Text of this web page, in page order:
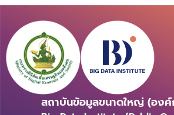
โครงสร้าง (Unstructured Data) เช่น
หรือ วีดิโอ รวมถึงข้อมูลในลักษณะของข้
เนื้อหาในบทความต่าง ๆ การโพสต์ข้อคว
การตอบกระทู้บนเว็บบอร์ด บทสัมภาษณ์
นักการเมือง และการแสดงความคิดเห็น
แพลตฟอร์มพาณิชย์อิเล็กทรอนิกส์ (E-
Platform) ทั้งนี้ การวิเคราะห์ข้อมูลในลั
จำเป็นต้องอาศัยศาสตร์เฉพาะทางที่มีชื่อเ
สถาบันข้อมูลขนาดใหญ่ (องค์